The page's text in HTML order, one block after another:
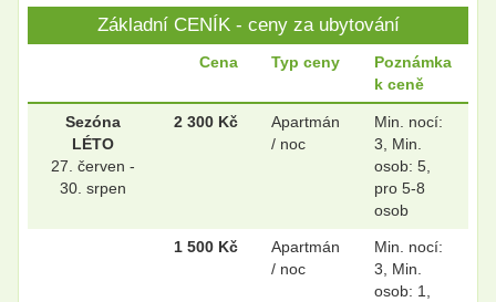
Základní CENÍK - ceny za ubytování
Cena Typ ceny
Poznámka
k ceně
Sezóna
LÉTO
27. červen -
30. srpen
2 300 Kč
Apartmán
/ noc
Min. nocí:
3, Min.
osob: 5,
pro 5-8
osob
1 500 Kč
Apartmán
/ noc
Min. nocí:
3, Min.
osob: 1,